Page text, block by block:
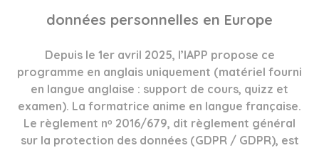
données personnelles en Europe
Depuis le 1er avril 2025, l’IAPP propose ce
programme en anglais uniquement (matériel fourni
en langue anglaise : support de cours, quizz et
examen). La formatrice anime en langue française.
Le règlement nᵒ 2016/679, dit règlement général
sur la protection des données (GDPR / GDPR), est